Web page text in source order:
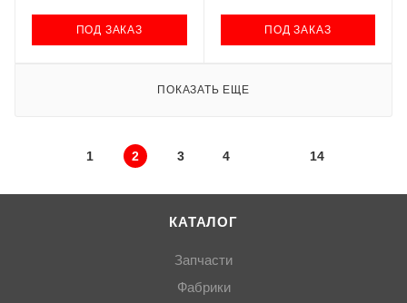
ПОД ЗАКАЗ ПОД ЗАКАЗ
ПОКАЗАТЬ ЕЩЕ
1 2 3 4 14
КАТАЛОГ
Запчасти
Фабрики